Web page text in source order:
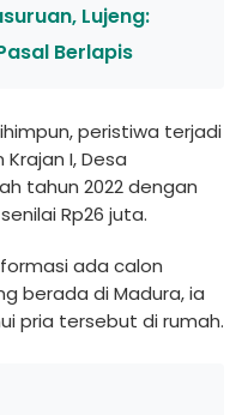
Lujeng:
Berlapis
peristiwa terjadi
Krajan I, Desa
tahun 2022 dengan
Rp26 juta.
ada calon
berada di Madura, ia
pria tersebut di rumah.